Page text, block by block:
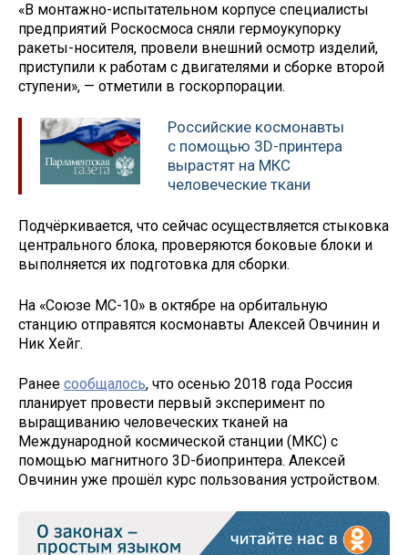
«В монтажно-испытательном корпусе специалисты
предприятий Роскосмоса сняли гермоукупорку
ракеты-носителя, провели внешний осмотр изделий,
приступили к работам с двигателями и сборке второй
ступени», — отметили в госкорпорации.
Российские космонавты
с помощью 3D-принтера
вырастят на МКС
человеческие ткани
Подчёркивается, что сейчас осуществляется стыковка
центрального блока, проверяются боковые блоки и
выполняется их подготовка для сборки.
На «Союзе МС-10» в октябре на орбитальную
станцию отправятся космонавты Алексей Овчинин и
Ник Хейг.
Ранее сообщалось, что осенью 2018 года Россия
планирует провести первый эксперимент по
выращиванию человеческих тканей на
Международной космической станции (МКС) с
помощью магнитного 3D-биопринтера. Алексей
Овчинин уже прошёл курс пользования устройством.